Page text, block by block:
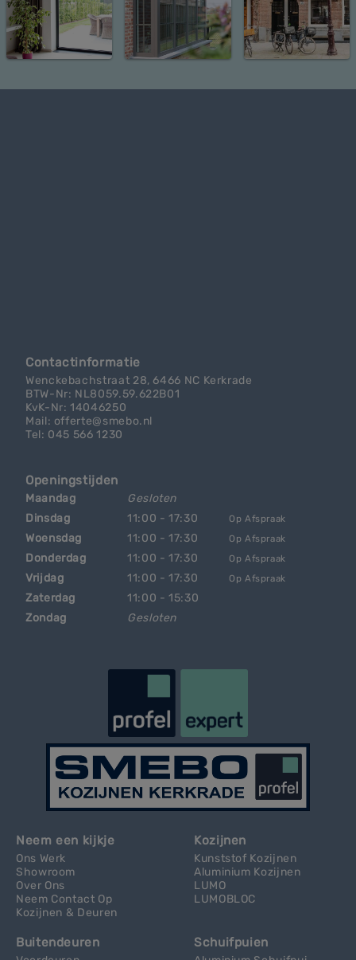
Contactinformatie
Wenckebachstraat 28, 6466 NC Kerkrade
BTW-Nr: NL8059.59.622B01
KvK-Nr: 14046250
Mail: offerte@smebo.nl
Tel: 045 566 1230
Openingstijden
Maandag
Gesloten
Dinsdag
11:00 - 17:30 Op Afspraak
Woensdag 11:00 - 17:30 Op Afspraak
Donderdag 11:00 - 17:30 Op Afspraak
Vrijdag 11:00 - 17:30 Op Afspraak
Zaterdag
11:00 - 15:30
Zondag
Gesloten
Neem een kijkje
Ons Werk
Showroom
Over Ons
Neem Contact Op
Kozijnen & Deuren
Kozijnen
Kunststof Kozijnen
Aluminium Kozijnen
LUMO
LUMOBLOC
Buitendeuren Schuifpuien